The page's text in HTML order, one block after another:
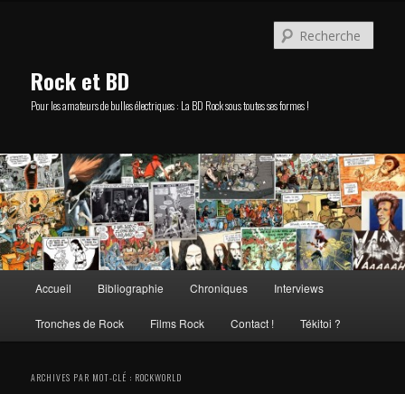
Rock et BD
Pour les amateurs de bulles électriques : La BD Rock sous toutes ses formes !
principal
Accueil Bibliographie Chroniques Interviews
Tronches de Rock Films Rock Contact ! Tékitoi ?
ARCHIVES PAR MOT-CLÉ : ROCKWORLD